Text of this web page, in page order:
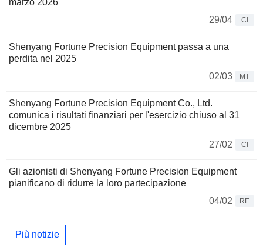
29/04
CI
Shenyang Fortune Precision Equipment passa a una
perdita nel 2025
02/03
MT
Shenyang Fortune Precision Equipment Co., Ltd.
comunica i risultati finanziari per l'esercizio chiuso al 31
dicembre 2025
27/02
CI
Gli azionisti di Shenyang Fortune Precision Equipment
pianificano di ridurre la loro partecipazione
04/02
RE
Più notizie